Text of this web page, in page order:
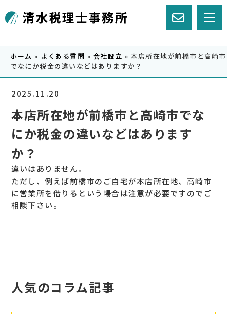
ホーム » よくある質問 » 会社設立 » 本店所在地が前橋市と高崎市
でなにか税金の違いなどはありますか？
2025.11.20
本店所在地が前橋市と高崎市でな
にか税金の違いなどはあります
か？
違いはありません。
ただし、例えば前橋市のご自宅が本店所在地、高崎市
に営業所を借りるという場合は注意が必要ですのでご
相談下さい。
人気のコラム記事